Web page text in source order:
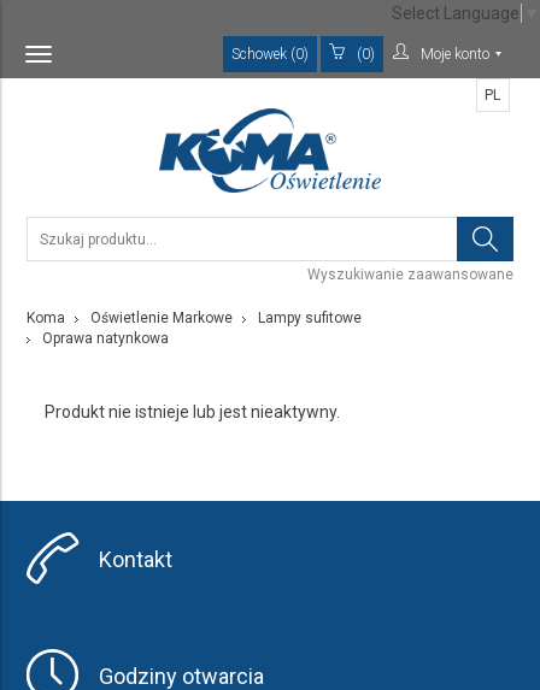
Toggle
navigation
Schowek (0) (0) Moje konto
Wyszukiwanie zaawansowane
PL
Koma Oświetlenie Markowe
Lampy sufitowe
Oprawa natynkowa
Produkt nie istnieje lub jest nieaktywny.
Kontakt
Godziny otwarcia
Select Language